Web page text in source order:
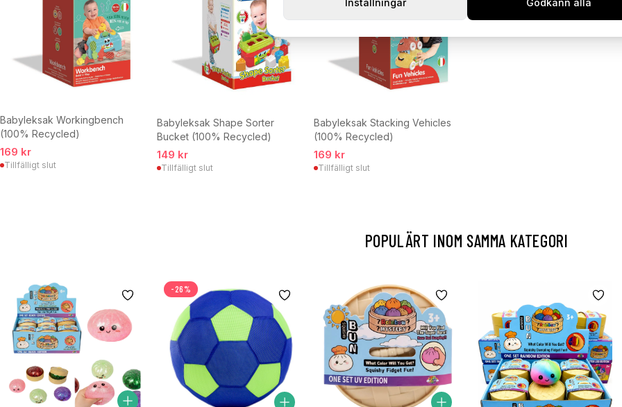
Inställningar Godkänn alla
Babyleksak Workingbench
(100% Recycled)
169 kr
Tillfälligt slut
Babyleksak Shape Sorter
Bucket (100% Recycled)
149 kr
Tillfälligt slut
Babyleksak Stacking Vehicles
(100% Recycled)
169 kr
Tillfälligt slut
POPULÄRT INOM SAMMA KATEGORI
-26%